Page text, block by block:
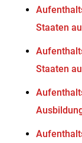
Staaten
Staaten